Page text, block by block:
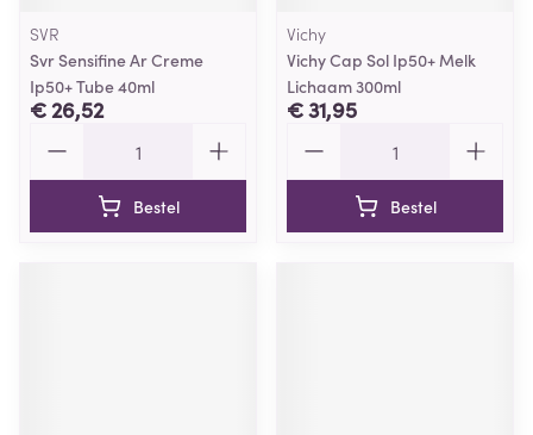
SVR
Svr Sensifine Ar Creme
Ip50+ Tube 40ml
€ 26,52
Bestel
Vichy
Vichy Cap Sol Ip50+ Melk
Lichaam 300ml
€ 31,95
Bestel